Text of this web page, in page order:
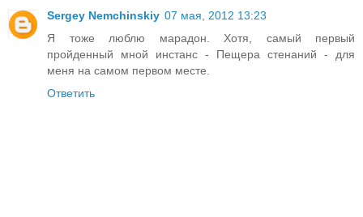
Sergey Nemchinskiy 07 мая, 2012 13:23
Я тоже люблю марадон. Хотя, самый первый
пройденный мной инстанс - Пещера стенаний - для
меня на самом первом месте.
Ответить